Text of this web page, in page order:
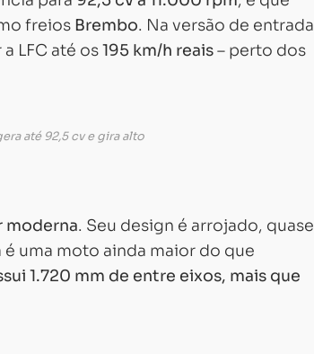
freios Brembo. Na versão de entrada
LFC até os195 km/h reais– perto dos
até 92,5 cv e gira alto
moderna. Seu design é arrojado, quase
uma moto ainda maior do que
1.720 mm de entre eixos, mais que
Carregando...
Carregando...